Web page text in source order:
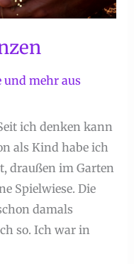
und mehr aus
ich denken kann
als Kind habe ich
draußen im Garten
Spielwiese. Die
damals
so. Ich war in